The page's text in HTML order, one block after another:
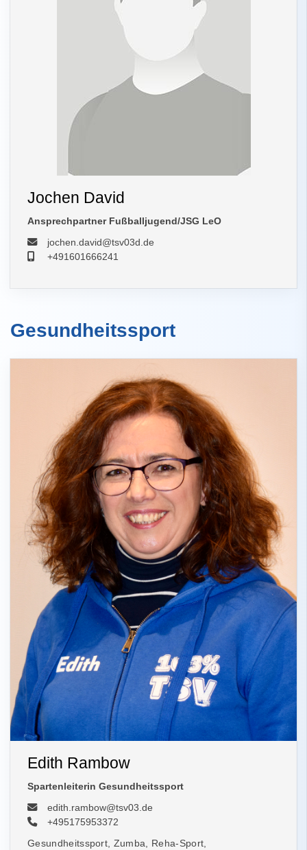
Jochen David
Ansprechpartner Fußballjugend/JSG LeO
jochen.david@tsv03d.de
+491601666241
Gesundheitssport
Edith Rambow
Spartenleiterin Gesundheitssport
edith.rambow@tsv03.de
+495175953372
Gesundheitssport, Zumba, Reha-Sport,